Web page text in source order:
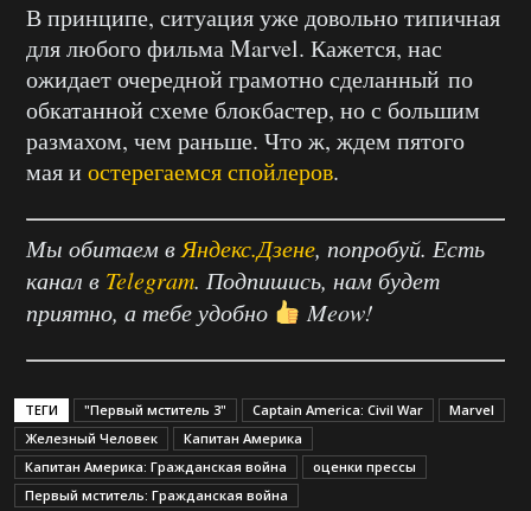
В принципе, ситуация уже довольно типичная
для любого фильма Marvel. Кажется, нас
ожидает очередной грамотно сделанный по
обкатанной схеме блокбастер, но с большим
размахом, чем раньше. Что ж, ждем пятого
мая и остерегаемся спойлеров.
Мы обитаем вЯндекс.Дзене, попробуй. Есть
канал в Telegram. Подпишись, нам будет
приятно, а тебе удобно
Meow!
ТЕГИ "Первый мститель 3" Captain America: Civil War
Marvel
Железный Человек
Капитан Америка
Капитан Америка: Гражданская война
оценки прессы
Первый мститель: Гражданская война